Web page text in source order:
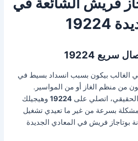
19224
الغالب بيكون بسبب انسداد بسيط في
من منظم الغاز أو من المواسير.
اتصلي على19224 وهيجيلك
بسرعة من غير ما تعيدي تشغيل
بوتاجاز فريش في المعادي الجديدة